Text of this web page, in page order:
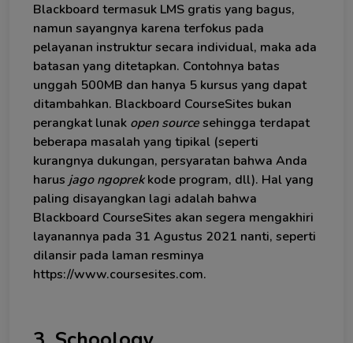
Blackboard termasuk LMS gratis yang bagus,
namun sayangnya karena terfokus pada
pelayanan instruktur secara individual, maka ada
batasan yang ditetapkan. Contohnya batas
unggah 500MB dan hanya 5 kursus yang dapat
ditambahkan. Blackboard CourseSites bukan
perangkat lunak open sourcesehingga terdapat
beberapa masalah yang tipikal (seperti
kurangnya dukungan, persyaratan bahwa Anda
harus jago ngoprekkode program, dll). Hal yang
paling disayangkan lagi adalah bahwa
Blackboard CourseSites akan segera mengakhiri
layanannya pada 31 Agustus 2021 nanti, seperti
dilansir pada laman resminya
https://www.coursesites.com.